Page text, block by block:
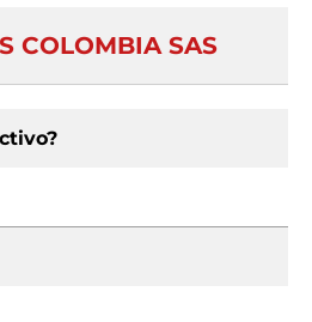
COLOMBIA SAS